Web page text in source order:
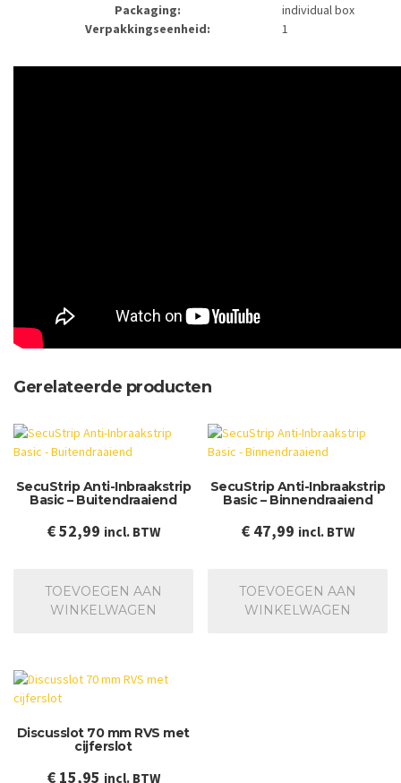
Packaging:
individual box
Verpakkingseenheid:
1
Gerelateerde producten
SecuStrip Anti-Inbraakstrip
Basic – Buitendraaiend
€52,99 incl. BTW
TOEVOEGEN AAN
WINKELWAGEN
SecuStrip Anti-Inbraakstrip
Basic – Binnendraaiend
€ 47,99 incl. BTW
TOEVOEGEN AAN
WINKELWAGEN
Discusslot 70 mm RVS met
cijferslot
€15,95 incl. BTW